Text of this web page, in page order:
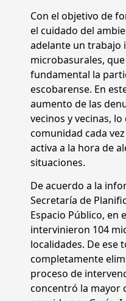
Con el objetivo de
el cuidado del
adelante un trabajo
microbasurales,
fundamental la
escobarense. En
aumento de las
vecinos y vecinas,
comunidad cada
activa a la hora de
situaciones.
De acuerdo a la
Secretaría de
Espacio Público, en
intervinieron 104
localidades. De ese
completamente
proceso de
concentró la mayor